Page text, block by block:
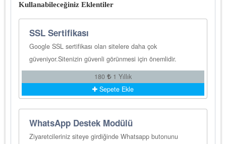
Kullanabileceğiniz Eklentiler
SSL Sertifikası
Google SSL sertifikası olan sitelere daha çok
güveniyor.Sitenizin güvenli görünmesi için önemlidir.
180
1 Yıllık
Sepete Ekle
WhatsApp Destek Modülü
Ziyaretcileriniz siteye girdiğinde Whatsapp butonunu